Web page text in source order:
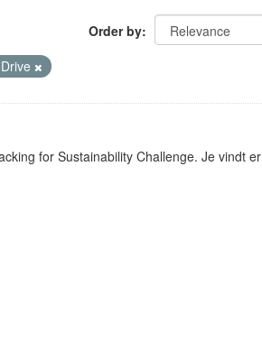
Order by
for Sustainability Challenge. Je vindt er